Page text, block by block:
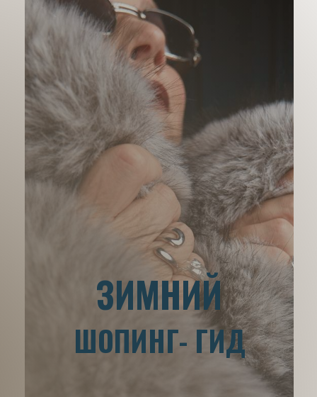
ШОПИНГ- ГИД
ЗИМНИЙ